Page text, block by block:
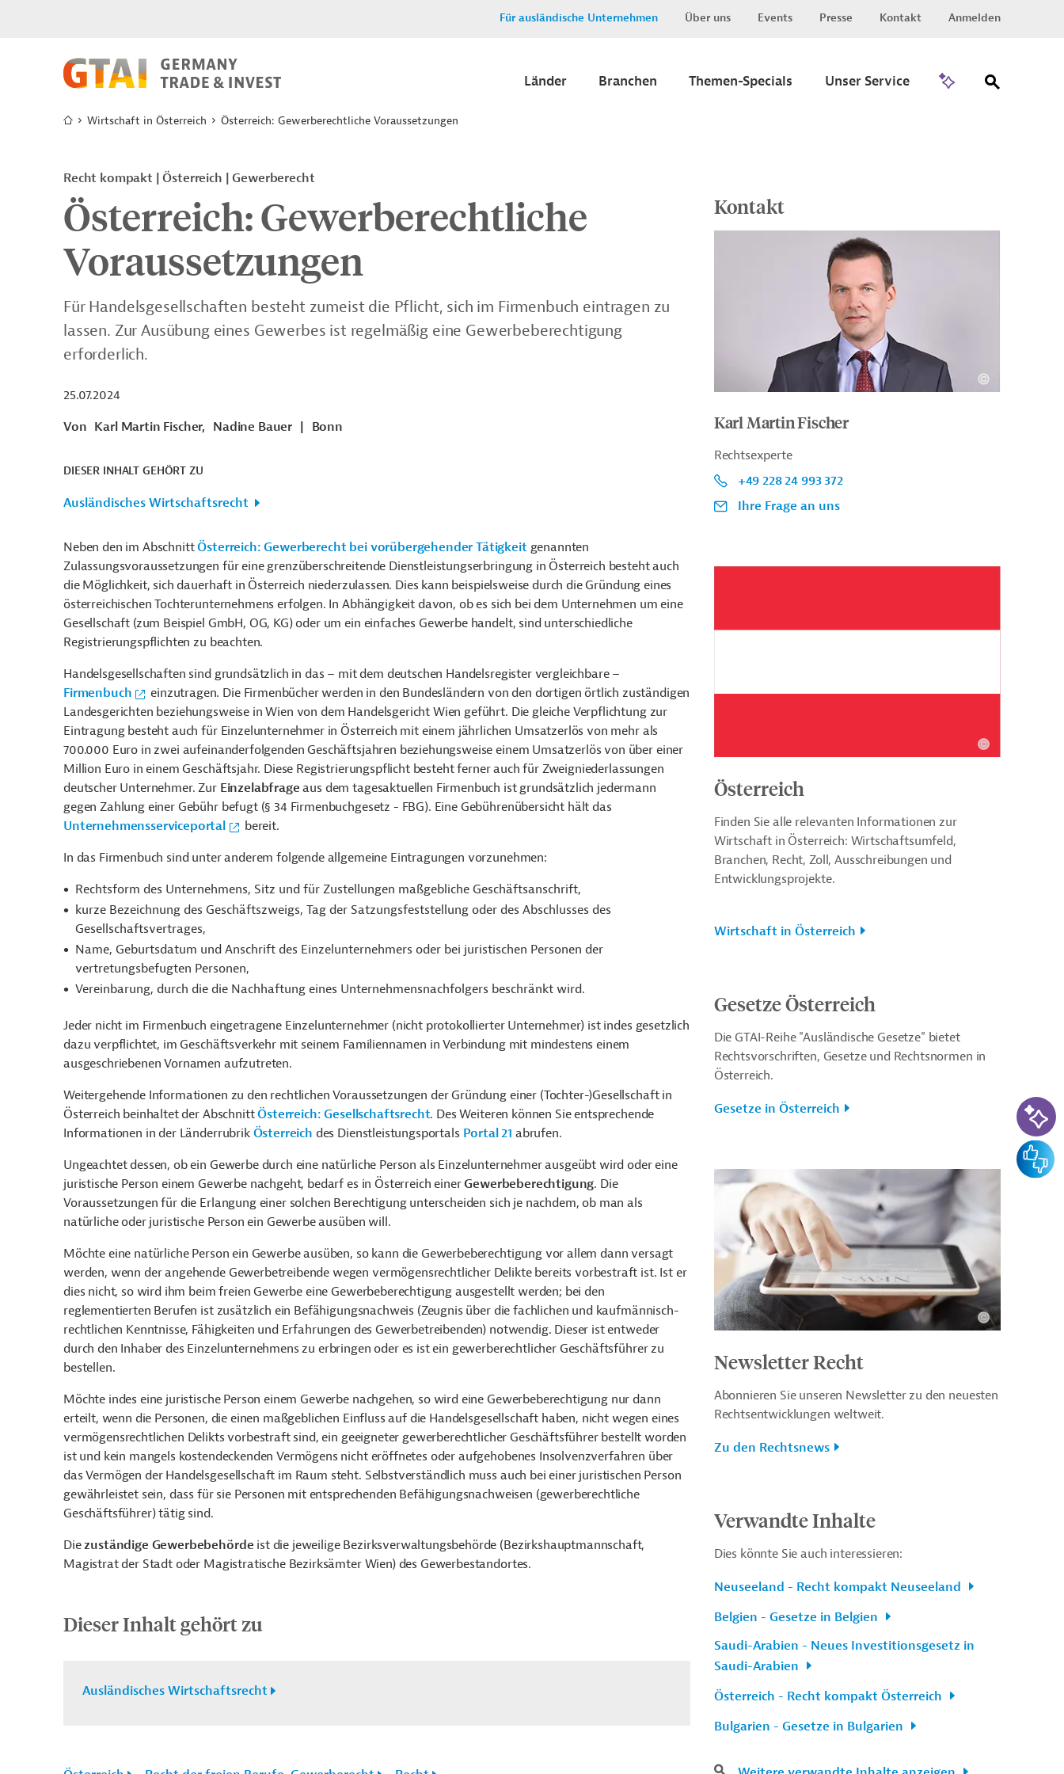
Für ausländische Unternehmen Über uns Events Presse Kontakt Anmelden
Länder Branchen Themen-Specials Unser Service
Wirtschaft in Österreich Österreich: Gewerberechtliche Voraussetzungen
Recht kompakt | Österreich | Gewerberecht
Österreich: Gewerberechtliche
Voraussetzungen
Für Handelsgesellschaften besteht zumeist die Pflicht, sich im Firmenbuch eintragen zu
lassen. Zur Ausübung eines Gewerbes ist regelmäßig eine Gewerbeberechtigung
erforderlich.
25.07.2024
Von Karl Martin Fischer, Nadine Bauer Bonn
DIESER INHALT GEHÖRT ZU
Ausländisches Wirtschaftsrecht
Neben den im AbschnittÖsterreich: Gewerberecht bei vorübergehender Tätigkeit genannten
Zulassungsvoraussetzungen für eine grenzüberschreitende Dienstleistungserbringung in Österreich besteht auch
die Möglichkeit, sich dauerhaft in Österreich niederzulassen. Dies kann beispielsweise durch die Gründung eines
österreichischen Tochterunternehmens erfolgen. In Abhängigkeit davon, ob es sich bei dem Unternehmen um eine
Gesellschaft (zum Beispiel GmbH, OG, KG) oder um ein einfaches Gewerbe handelt, sind unterschiedliche
Registrierungspflichten zu beachten.
Handelsgesellschaften sind grundsätzlich in das – mit dem deutschen Handelsregister vergleichbare –
Firmenbuch
einzutragen. Die Firmenbücher werden in den Bundesländern von den dortigen örtlich zuständigen
Landesgerichten beziehungsweise in Wien von dem Handelsgericht Wien geführt. Die gleiche Verpflichtung zur
Eintragung besteht auch für Einzelunternehmer in Österreich mit einem jährlichen Umsatzerlös von mehr als
700.000 Euro in zwei aufeinanderfolgenden Geschäftsjahren beziehungsweise einem Umsatzerlös von über einer
Million Euro in einem Geschäftsjahr. Diese Registrierungspflicht besteht ferner auch für Zweigniederlassungen
deutscher Unternehmer. Zur Einzelabfrage aus dem tagesaktuellen Firmenbuch ist grundsätzlich jedermann
gegen Zahlung einer Gebühr befugt (§ 34 Firmenbuchgesetz - FBG). Eine Gebührenübersicht hält das
Unternehmensserviceportal
bereit.
In das Firmenbuch sind unter anderem folgende allgemeine Eintragungen vorzunehmen:
Rechtsform des Unternehmens, Sitz und für Zustellungen maßgebliche Geschäftsanschrift,
kurze Bezeichnung des Geschäftszweigs, Tag der Satzungsfeststellung oder des Abschlusses des
Gesellschaftsvertrages,
Name, Geburtsdatum und Anschrift des Einzelunternehmers oder bei juristischen Personen der
vertretungsbefugten Personen,
Vereinbarung, durch die die Nachhaftung eines Unternehmensnachfolgers beschränkt wird.
Jeder nicht im Firmenbuch eingetragene Einzelunternehmer (nicht protokollierter Unternehmer) ist indes gesetzlich
dazu verpflichtet, im Geschäftsverkehr mit seinem Familiennamen in Verbindung mit mindestens einem
ausgeschriebenen Vornamen aufzutreten.
Weitergehende Informationen zu den rechtlichen Voraussetzungen der Gründung einer (Tochter-)Gesellschaft in
Österreich beinhaltet der AbschnittÖsterreich: Gesellschaftsrecht. Des Weiteren können Sie entsprechende
Informationen in der Länderrubrik Österreich des Dienstleistungsportals Portal 21 abrufen.
Ungeachtet dessen, ob ein Gewerbe durch eine natürliche Person als Einzelunternehmer ausgeübt wird oder eine
juristische Person einem Gewerbe nachgeht, bedarf es in Österreich einerGewerbeberechtigung. Die
Voraussetzungen für die Erlangung einer solchen Berechtigung unterscheiden sich je nachdem, ob man als
natürliche oder juristische Person ein Gewerbe ausüben will.
Möchte eine natürliche Person ein Gewerbe ausüben, so kann die Gewerbeberechtigung vor allem dann versagt
werden, wenn der angehende Gewerbetreibende wegen vermögensrechtlicher Delikte bereits vorbestraft ist. Ist er
dies nicht, so wird ihm beim freien Gewerbe eine Gewerbeberechtigung ausgestellt werden; bei den
reglementierten Berufen ist zusätzlich ein Befähigungsnachweis (Zeugnis über die fachlichen und kaufmännisch-
rechtlichen Kenntnisse, Fähigkeiten und Erfahrungen des Gewerbetreibenden) notwendig. Dieser ist entweder
durch den Inhaber des Einzelunternehmens zu erbringen oder es ist ein gewerberechtlicher Geschäftsführer zu
bestellen.
Möchte indes eine juristische Person einem Gewerbe nachgehen, so wird eine Gewerbeberechtigung nur dann
erteilt, wenn die Personen, die einen maßgeblichen Einfluss auf die Handelsgesellschaft haben, nicht wegen eines
vermögensrechtlichen Delikts vorbestraft sind, ein geeigneter gewerberechtlicher Geschäftsführer bestellt worden
ist und kein mangels kostendeckenden Vermögens nicht eröffnetes oder aufgehobenes Insolvenzverfahren über
das Vermögen der Handelsgesellschaft im Raum steht. Selbstverständlich muss auch bei einer juristischen Person
gewährleistet sein, dass für sie Personen mit entsprechenden Befähigungsnachweisen (gewerberechtliche
Geschäftsführer) tätig sind.
Diezuständige Gewerbebehörde ist die jeweilige Bezirksverwaltungsbehörde (Bezirkshauptmannschaft,
Magistrat der Stadt oder Magistratische Bezirksämter Wien) des Gewerbestandortes.
Dieser Inhalt gehört zu
Ausländisches Wirtschaftsrecht
Kontakt
Karl Martin Fischer
Rechtsexperte
+49 228 24 993 372
Ihre Frage an uns
Österreich
Finden Sie alle relevanten Informationen zur
Wirtschaft in Österreich: Wirtschaftsumfeld,
Branchen, Recht, Zoll, Ausschreibungen und
Entwicklungsprojekte.
Wirtschaft in Österreich
Gesetze Österreich
Die GTAI-Reihe "Ausländische Gesetze" bietet
Rechtsvorschriften, Gesetze und Rechtsnormen in
Österreich.
Gesetze in Österreich
Newsletter Recht
Abonnieren Sie unseren Newsletter zu den neuesten
Rechtsentwicklungen weltweit.
Zu den Rechtsnews
Verwandte Inhalte
Dies könnte Sie auch interessieren:
Neuseeland - Recht kompakt Neuseeland
Belgien - Gesetze in Belgien
Saudi-Arabien - Neues Investitionsgesetz in
Saudi-Arabien
Österreich - Recht kompakt Österreich
Bulgarien - Gesetze in Bulgarien
KI-